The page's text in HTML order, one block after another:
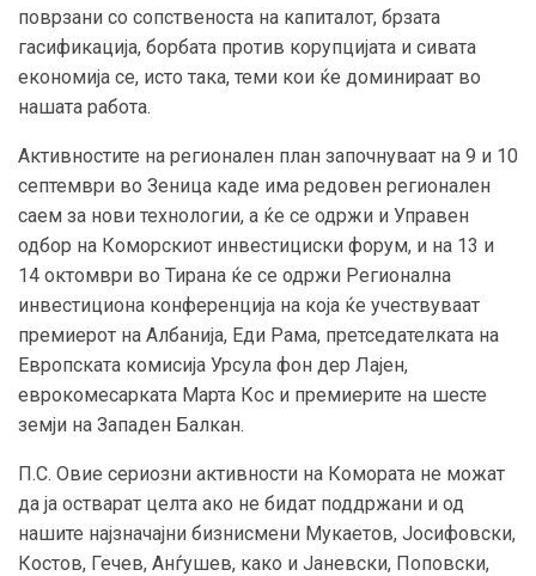
поврзани со сопственоста на капиталот, брзата
гасификација, борбата против корупцијата и сивата
економија се, исто така, теми кои ќе доминираат во
нашата работа.
Активностите на регионален план започнуваат на 9 и 10
септември во Зеница каде има редовен регионален
саем за нови технологии, а ќе се одржи и Управен
одбор на Коморскиот инвестициски форум, и на 13 и
14 октомври во Тирана ќе се одржи Регионална
инвестициона конференција на која ќе учествуваат
премиерот на Албанија, Еди Рама, претседателката на
Европската комисија Урсула фон дер Лајен,
еврокомесарката Марта Кос и премиерите на шесте
земји на Западен Балкан.
П.С. Овие сериозни активности на Комората не можат
да ја остварат целта ако не бидат поддржани и од
нашите најзначајни бизнисмени Мукаетов, Јосифовски,
Костов, Гечев, Анѓушев, како и Јаневски, Поповски,